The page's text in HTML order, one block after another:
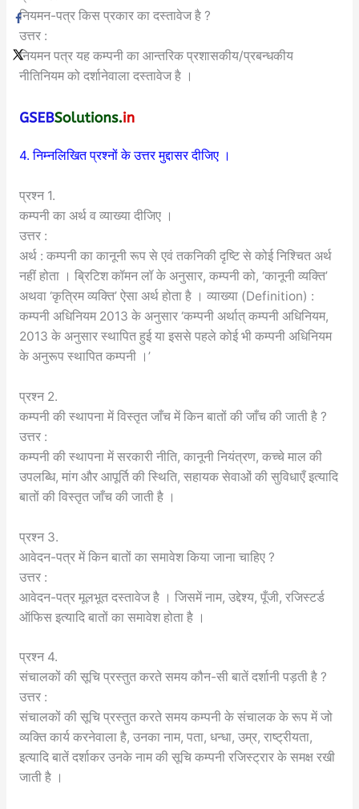
नियमन-पत्र किस प्रकार का दस्तावेज है ?
उत्तर :
नियमन पत्र यह कम्पनी का आन्तरिक प्रशासकीय/प्रबन्धकीय
नीतिनियम को दर्शानेवाला दस्तावेज है ।
4. निम्नलिखित प्रश्नों के उत्तर मुद्दासर दीजिए ।
प्रश्न 1.
कम्पनी का अर्थ व व्याख्या दीजिए ।
उत्तर :
अर्थ : कम्पनी का कानूनी रूप से एवं तकनिकी दृष्टि से कोई निश्चित अर्थ
नहीं होता । ब्रिटिश कॉमन लॉ के अनुसार, कम्पनी को, ‘कानूनी व्यक्ति’
अथवा ‘कृत्रिम व्यक्ति’ ऐसा अर्थ होता है । व्याख्या (Definition) :
कम्पनी अधिनियम 2013 के अनुसार ‘कम्पनी अर्थात् कम्पनी अधिनियम,
2013 के अनुसार स्थापित हुई या इससे पहले कोई भी कम्पनी अधिनियम
के अनुरूप स्थापित कम्पनी ।’
प्रश्न 2.
कम्पनी की स्थापना में विस्तृत जाँच में किन बातों की जाँच की जाती है ?
उत्तर :
कम्पनी की स्थापना में सरकारी नीति, कानूनी नियंत्रण, कच्चे माल की
उपलब्धि, मांग और आपूर्ति की स्थिति, सहायक सेवाओं की सुविधाएँ इत्यादि
बातों की विस्तृत जाँच की जाती है ।
प्रश्न 3.
आवेदन-पत्र में किन बातों का समावेश किया जाना चाहिए ?
उत्तर :
आवेदन-पत्र मूलभूत दस्तावेज है । जिसमें नाम, उद्देश्य, पूँजी, रजिस्टर्ड
ऑफिस इत्यादि बातों का समावेश होता है ।
प्रश्न 4.
संचालकों की सूचि प्रस्तुत करते समय कौन-सी बातें दर्शानी पड़ती है ?
उत्तर :
संचालकों की सूचि प्रस्तुत करते समय कम्पनी के संचालक के रूप में जो
व्यक्ति कार्य करनेवाला है, उनका नाम, पता, धन्धा, उम्र, राष्ट्रीयता,
इत्यादि बातें दर्शाकर उनके नाम की सूचि कम्पनी रजिस्ट्रार के समक्ष रखी
जाती है ।